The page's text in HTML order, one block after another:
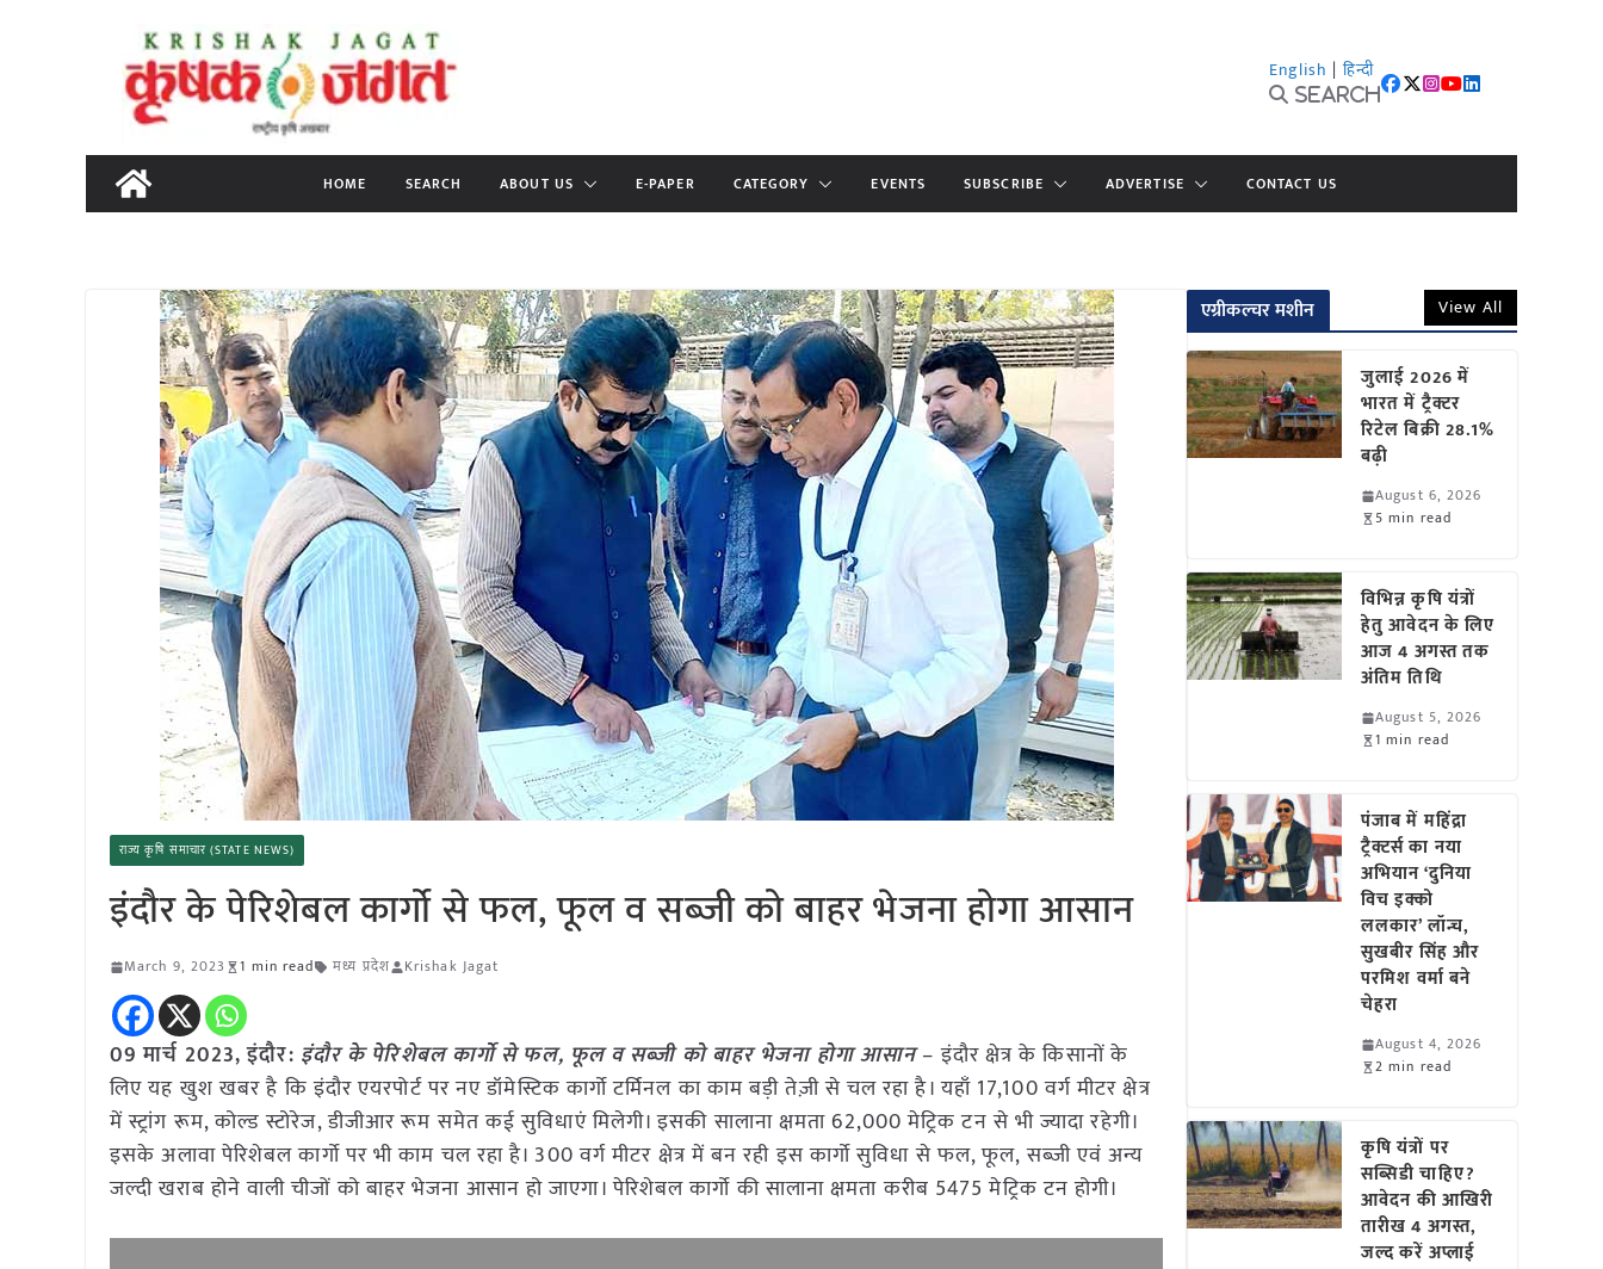
content
English | हिन्दी
Search
HOME SEARCH ABOUT US E-PAPER CATEGORY EVENTS SUBSCRIBE ADVERTISE CONTACT US
राज्य कृषि समाचार (STATE NEWS)
इंदौर के पेरिशेबल कार्गो से फल, फूल व सब्जी को बाहर भेजना होगा आसान
March 9, 2023 1 min read मध्य प्रदेश Krishak Jagat
09 मार्च 2023, इंदौर: इंदौर के पेरिशेबल कार्गो से फल, फूल व सब्जी को बाहर भेजना होगा आसान– इंदौर क्षेत्र के किसानों के
लिए यह खुश खबर है कि इंदौर एयरपोर्ट पर नए डॉमेस्टिक कार्गो टर्मिनल का काम बड़ी तेज़ी से चल रहा है। यहाँ 17,100 वर्ग मीटर क्षेत्र
में स्ट्रांग रूम, कोल्ड स्टोरेज, डीजीआर रूम समेत कई सुविधाएं मिलेगी। इसकी सालाना क्षमता 62,000 मेट्रिक टन से भी ज्यादा रहेगी।
इसके अलावा पेरिशेबल कार्गो पर भी काम चल रहा है। 300 वर्ग मीटर क्षेत्र में बन रही इस कार्गो सुविधा से फल, फूल, सब्जी एवं अन्य
जल्दी खराब होने वाली चीजों को बाहर भेजना आसान हो जाएगा। पेरिशेबल कार्गो की सालाना क्षमता करीब 5475 मेट्रिक टन होगी।
एग्रीकल्चर मशीन View All
जुलाई 2026 में
भारत में ट्रैक्टर
रिटेल बिक्री 28.1%
बढ़ी
August 6, 2026
5 min read
विभिन्न कृषि यंत्रों
हेतु आवेदन के लिए
आज 4 अगस्त तक
अंतिम तिथि
August 5, 2026
1 min read
पंजाब में महिंद्रा
ट्रैक्टर्स का नया
अभियान ‘दुनिया
विच इक्को
ललकार’ लॉन्च,
सुखबीर सिंह और
परमिश वर्मा बने
चेहरा
August 4, 2026
2 min read
कृषि यंत्रों पर
सब्सिडी चाहिए?
आवेदन की आखिरी
तारीख 4 अगस्त,
जल्द करें अप्लाई